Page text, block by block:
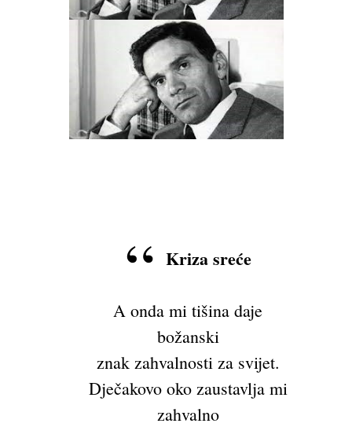
Kriza sreće
A onda mi tišina daje
božanski
znak zahvalnosti za svijet.
Dječakovo oko zaustavlja mi
zahvalno